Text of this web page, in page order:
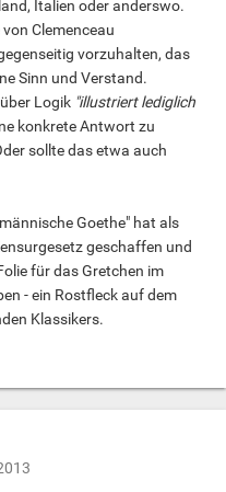
Italien oder anderswo.
Clemenceau
vorzuhalten, das
Sinn und Verstand.
Logik "illustriert lediglich
konkrete Antwort zu
sollte das etwa auch
Goethe" hat als
geschaffen und
für das Gretchen im
- ein Rostfleck auf dem
Klassikers.